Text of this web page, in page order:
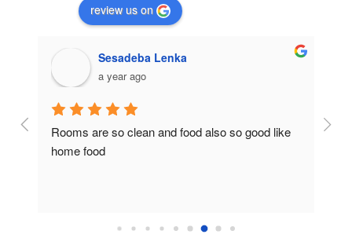
review us on
Sesadeba Lenka
a year ago
Rooms are so clean and food also so good like
home food
So